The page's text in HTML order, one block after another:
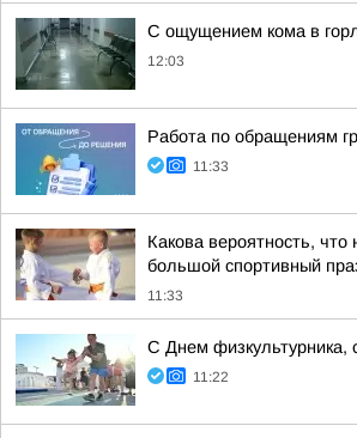
С ощущением кома в
12:03
Работа по обращениям
11:33
Какова вероятность,
большой спортивный
11:33
С Днем физкультурника,
11:22